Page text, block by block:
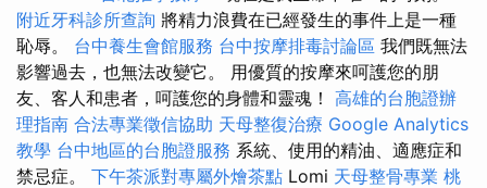
附近牙科診所查詢 將精力浪費在已經發生的事件上是一種
恥辱。 台中養生會館服務 台中按摩排毒討論區 我們既無法
影響過去，也無法改變它。 用優質的按摩來呵護您的朋
友、客人和患者，呵護您的身體和靈魂！ 高雄的台胞證辦
理指南 合法專業徵信協助 天母整復治療 Google Analytics
教學 台中地區的台胞證服務 系統、使用的精油、適應症和
禁忌症。 下午茶派對專屬外燴茶點 Lomi 天母整骨專業 桃